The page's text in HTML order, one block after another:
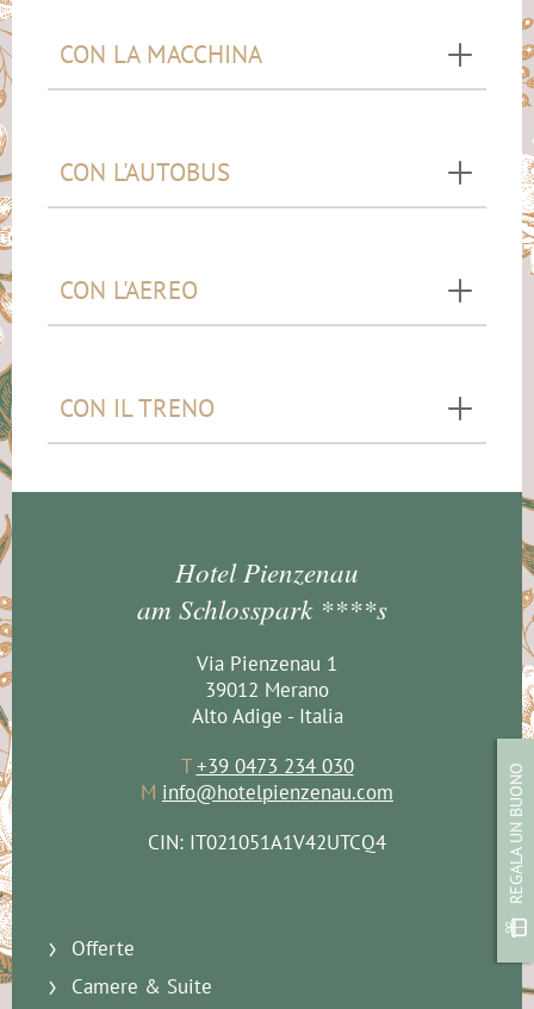
REGALA UN BUONO
CON LA MACCHINA
CON L'AUTOBUS
CON L'AEREO
CON IL TRENO
Hotel Pienzenau
am Schlosspark ****s
Via Pienzenau 1
39012 Merano
Alto Adige - Italia
T+39 0473 234 030
M info@hotelpienzenau.com
CIN: IT021051A1V42UTCQ4
Offerte
Camere & Suite